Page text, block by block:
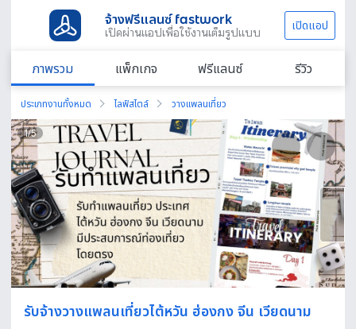
จ้างฟรีแลนซ์ fastwork
เปิดผ่านแอปเพื่อใช้งานเต็มรูปแบบ เปิดแอป
ภาพรวม แพ็กเกจ ฟรีแลนซ์ รีวิว
ประเภทงานทั้งหมด ไลฟ์สไตล์ วางแพลนเที่ยว
1/5
รับจ้างวางแพลนเที่ยวไต้หวัน ฮ่องกง จีน เวียดนาม